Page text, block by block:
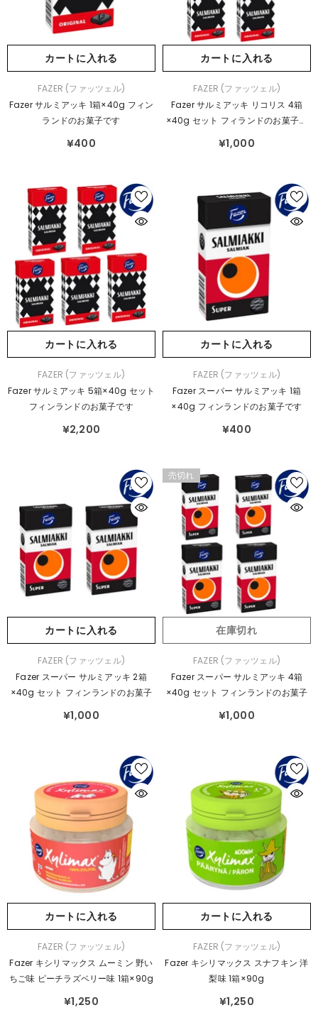
カートに入れる
売
FAZER (ファッツェル)
Fazer サルミアッキ 1箱×40g フィン
ランドのお菓子です
¥400
カートに入れる
元：
FAZER (ファッツェル)
Fazer サルミアッキ リコリス 4箱
×40g セット フィランドのお菓子で
¥1,000
カートに入れる
売
FAZER (ファッツェル)
Fazer サルミアッキ 5箱×40g セット
フィンランドのお菓子です
¥2,200
カートに入れる
元：
FAZER (ファッツェル)
Fazer スーパー サルミアッキ 1箱
×40g フィンランドのお菓子です
¥400
カートに入れる
元：
FAZER (ファッツェル)
Fazer スーパー サルミアッキ 2箱
×40g セット フィンランドのお菓子
¥1,000
売切れ
在庫切れ
元：
FAZER (ファッツェル)
Fazer スーパー サルミアッキ 4箱
×40g セット フィンランドのお菓子
¥1,000
カートに入れる
売
元：
FAZER (ファッツェル)
Fazer キシリマックス ムーミン 野い
ちご味 ピーチラズベリー味 1箱×90g
¥1,250
カートに入れる
売
FAZER (ファッツェル)
Fazer キシリマックス スナフキン 洋
梨味 1箱×90g
¥1,250